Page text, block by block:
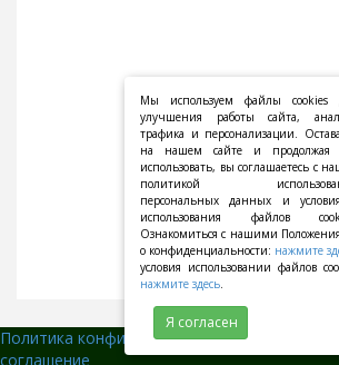
Политика конфиденциальности||
соглашение
Мы используем файлы cookies
улучшения работы сайта,
трафика и персонализации.
на нашем сайте и продолжая
использовать, вы соглашаетесь с
политикой
персональных данных и
использования файлов
Ознакомиться с нашими
о конфиденциальности: нажмите
условия использовании файлов
нажмите здесь.
Я согласен